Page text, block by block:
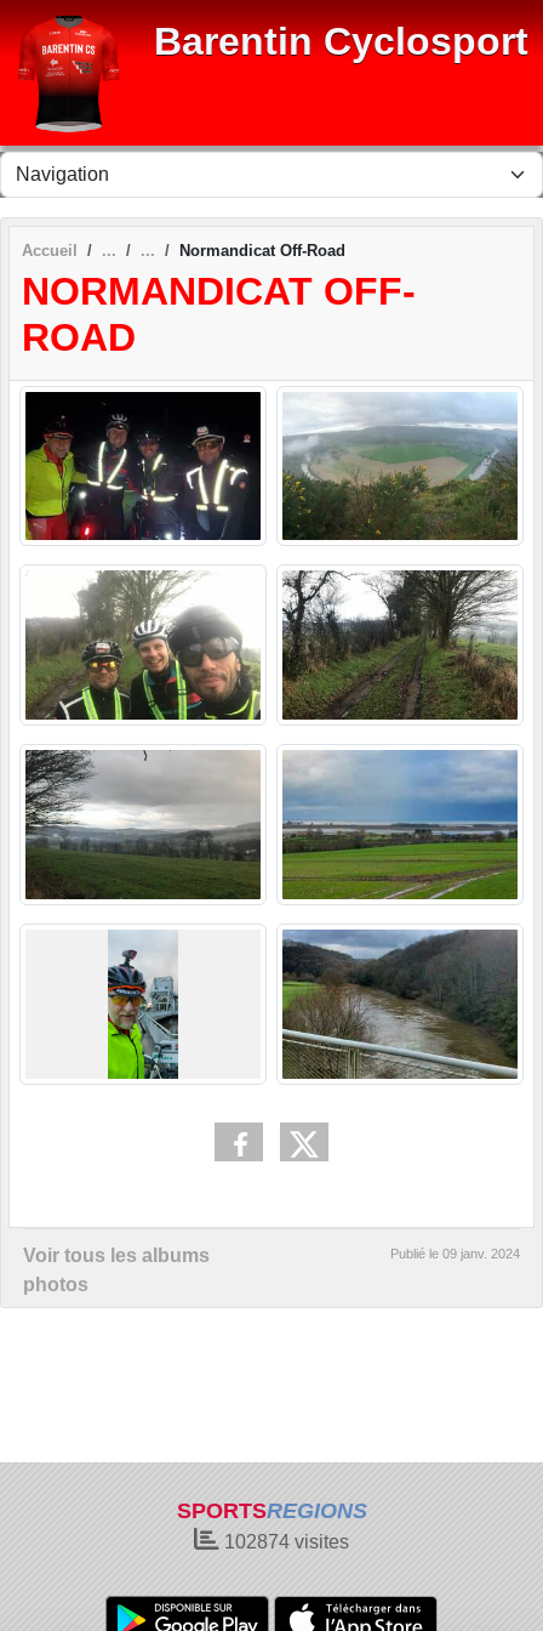
Barentin Cyclosport
Accueil Normandicat Off-Road
NORMANDICAT OFF-
ROAD
Voir tous les albums
photos
Publié le 09 janv. 2024
SPORTSREGIONS
102874 visites
Panneau de gestion des cookies